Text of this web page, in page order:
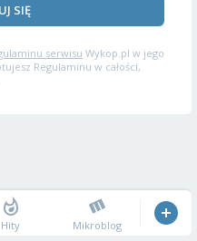
SIĘ
serwisu Wykop.pl w jego
Regulaminu w całości,
Hity Mikroblog